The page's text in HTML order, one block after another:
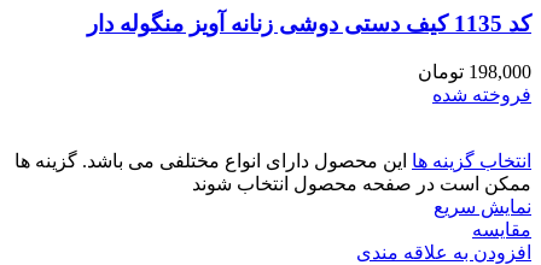
کد 1135 کیف دستی دوشی زنانه آویز منگوله دار
198,000 تومان
فروخته شده
انتخاب گزینه ها این محصول دارای انواع مختلفی می باشد. گزینه ها
ممکن است در صفحه محصول انتخاب شوند
نمایش سریع
مقايسه
افزودن به علاقه مندی